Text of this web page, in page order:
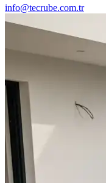
info@tecrube.com.tr